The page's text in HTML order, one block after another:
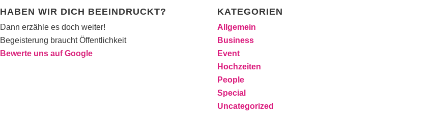
HABEN WIR DICH BEEINDRUCKT?
Dann erzähle es doch weiter!
Begeisterung braucht Öffentlichkeit
Bewerte uns auf Google
KATEGORIEN
Allgemein
Business
Event
Hochzeiten
People
Special
Uncategorized